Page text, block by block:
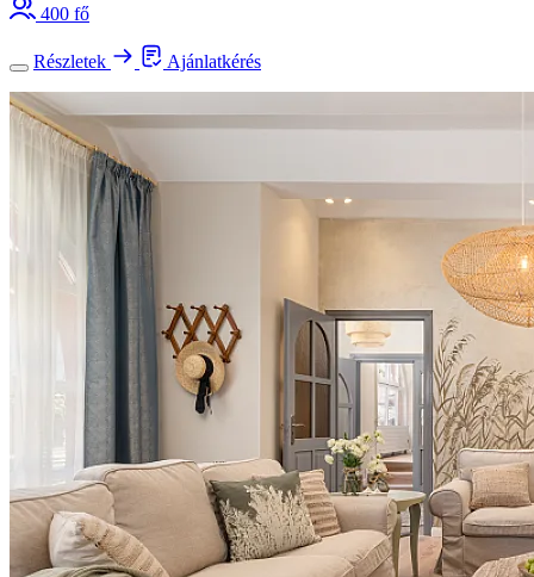
400 fő
Részletek Ajánlatkérés